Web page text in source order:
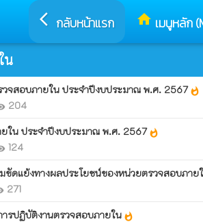
arrow_back_ios กลับหน้าแรก home เมนูหลัก
น
จสอบภายใน ประจำปีงบประมาณ พ.ศ. 2567whatshot
204
ใน ประจำปีงบประมาณ พ.ศ. 2567whatshot
124
ขัดแย้งทางผลประโยชน์ของหน่วยตรวจสอบภา
271
รปฏิบัติงานตรวจสอบภายใน whatshot